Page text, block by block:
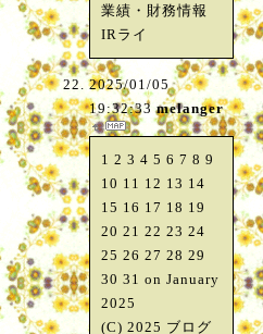
業績・財務情報
IRライ
2025/01/05
19:32:33 melanger
1 2 3 4 5 6 7 8 9
10 11 12 13 14
15 16 17 18 19
20 21 22 23 24
25 26 27 28 29
30 31 on January
2025
(C) 2025 ブログ